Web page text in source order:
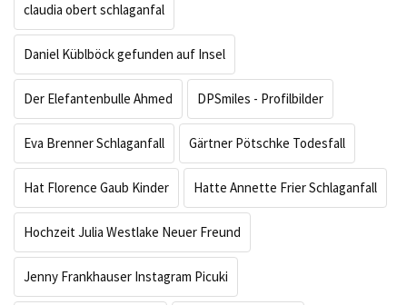
claudia obert schlaganfal
Daniel Küblböck gefunden auf Insel
Der Elefantenbulle Ahmed DPSmiles - Profilbilder
Eva Brenner Schlaganfall Gärtner Pötschke Todesfall
Hat Florence Gaub Kinder Hatte Annette Frier Schlaganfall
Hochzeit Julia Westlake Neuer Freund
Jenny Frankhauser Instagram Picuki